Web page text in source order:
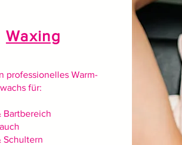
Waxing
professionelles Warm-
für:
Bartbereich
Schultern